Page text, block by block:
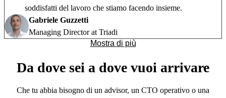
soddisfatti del lavoro che stiamo facendo insieme.
Gabriele Guzzetti
Managing Director at Triadi
Mostra di più
Da dove sei a dove vuoi arrivare
Che tu abbia bisogno di un advisor, un CTO operativo o una